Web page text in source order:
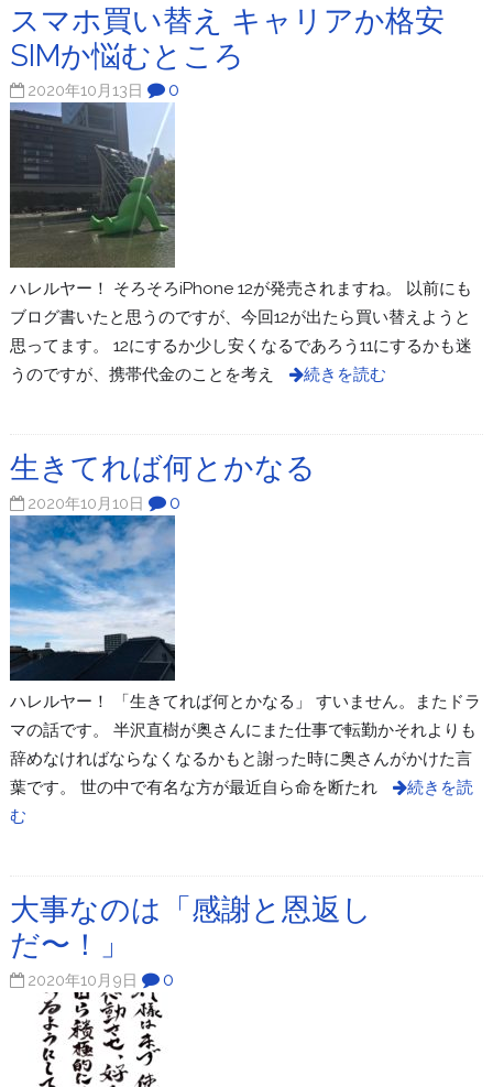
スマホ買い替え キャリアか格安
SIMか悩むところ
2020年10月13日 0
ハレルヤー！ そろそろiPhone 12が発売されますね。 以前にも
ブログ書いたと思うのですが、今回12が出たら買い替えようと
思ってます。 12にするか少し安くなるであろう11にするかも迷
うのですが、携帯代金のことを考え
続きを読む
生きてれば何とかなる
2020年10月10日 0
ハレルヤー！ 「生きてれば何とかなる」 すいません。またドラ
マの話です。 半沢直樹が奥さんにまた仕事で転勤かそれよりも
辞めなければならなくなるかもと謝った時に奥さんがかけた言
葉です。 世の中で有名な方が最近自ら命を断たれ
続きを読
む
大事なのは「感謝と恩返し
だ〜！」
2020年10月9日 0